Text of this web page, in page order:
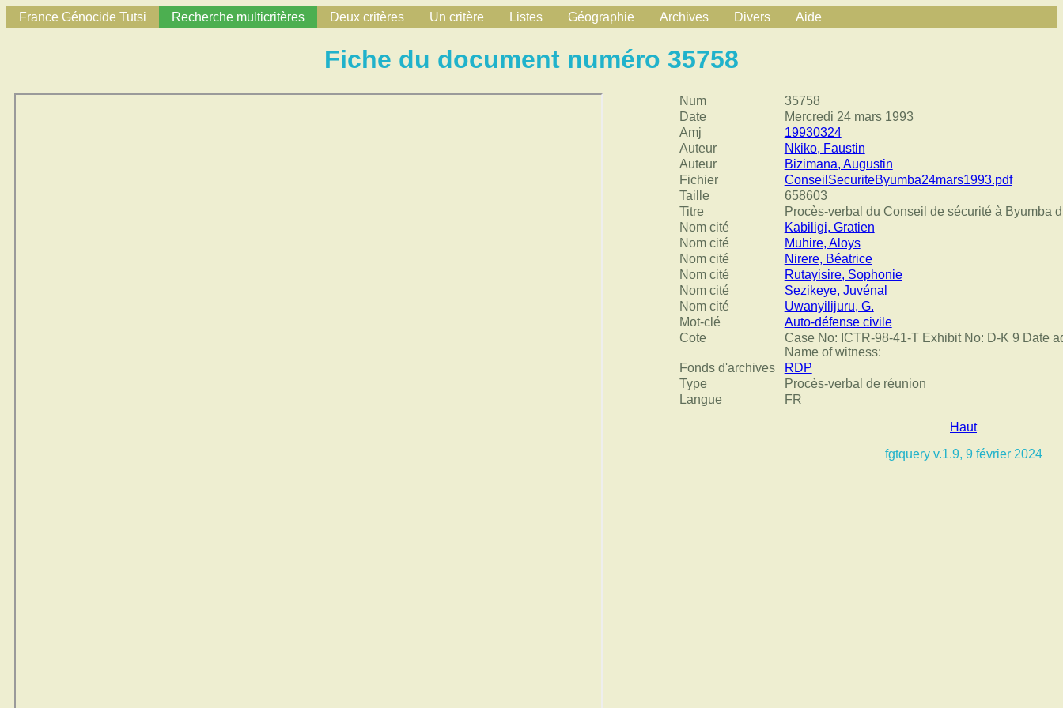
France Génocide Tutsi Recherche multicritères Deux critères Un critère Listes Géographie Archives Divers Aide
Fiche du document numéro 35758
Num
35758
Date
Mercredi 24 mars 1993
Amj
19930324
Auteur
Nkiko, Faustin
Auteur
Bizimana, Augustin
Fichier
ConseilSecuriteByumba24mars1993.pdf
Taille
658603
Titre
Procès-verbal du Conseil de sécurité à Byumba
Nom cité
Kabiligi, Gratien
Nom cité
Muhire, Aloys
Nom cité
Nirere, Béatrice
Nom cité
Rutayisire, Sophonie
Nom cité
Sezikeye, Juvénal
Nom cité
Uwanyilijuru, G.
Mot-clé
Auto-défense civile
Cote
Case No: ICTR-98-41-T Exhibit No: D-K 9 Date
Name of witness:
Fonds d'archives
RDP
Type
Procès-verbal de réunion
Langue
FR
Haut
fgtquery v.1.9, 9 février 2024